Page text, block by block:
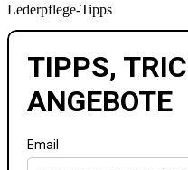
Lederpflege-Tipps